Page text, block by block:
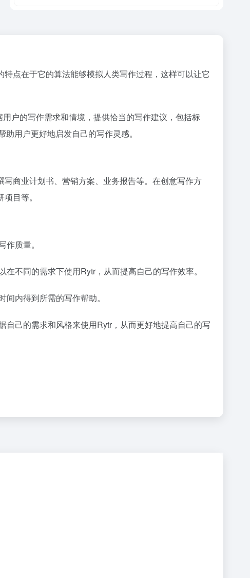
点在于它的算法能够模拟人类写作过程，这样可以让它
户的写作需求和情境，提供恰当的写作建议，包括标
用户更好地启发自己的写作灵感。
商业计划书、营销方案、业务报告等。在创意写作方
目等。
质量。
不同的需求下使用Rytr，从而提高自己的写作效率。
内得到所需的写作帮助。
己的需求和风格来使用Rytr，从而更好地提高自己的写